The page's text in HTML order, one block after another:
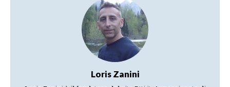
Loris Zanini